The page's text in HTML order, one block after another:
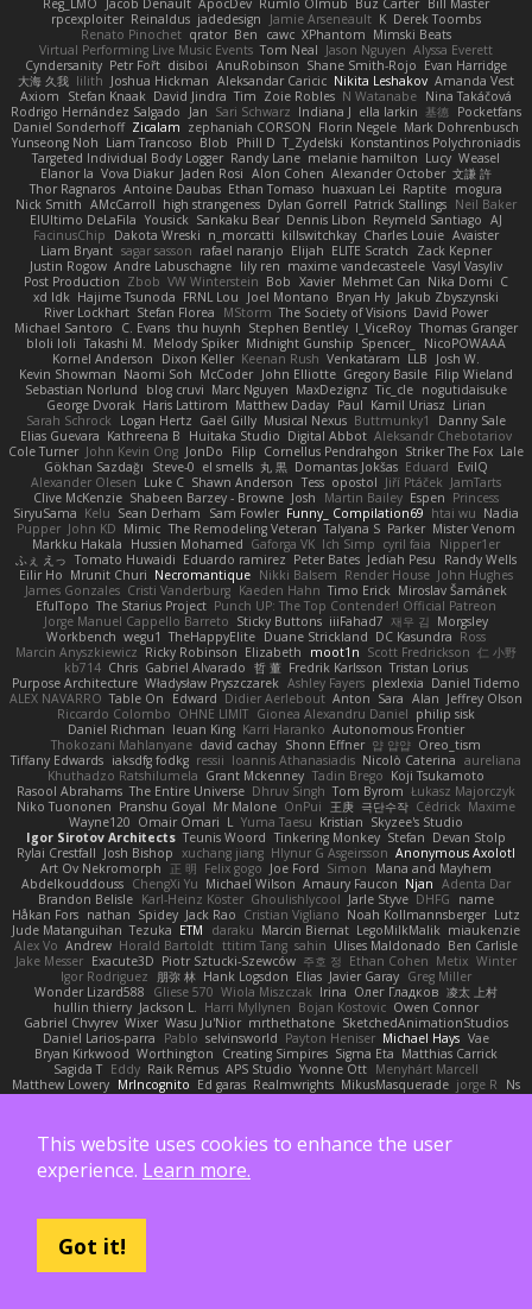
rpcexploiter Reinaldus jadedesign Jamie Arseneault K Derek Toombs
Renato Pinochet qrator Ben cawc XPhantom Mimski Beats
Virtual Performing Live Music Events Tom Neal Jason Nguyen Alyssa Everett
Cyndersanity Petr Fořt disiboi AnuRobinson Shane Smith-Rojo Evan Harridge
大海 久我 lilith Joshua Hickman Aleksandar Caricic Nikita Leshakov Amanda Vest
Axiom
Stefan Knaak David Jindra Tim Zoie Robles N Watanabe Nina Takáčová
Rodrigo Hernández Salgado
Jan Sari Schwarz Indiana J ella larkin 基德
Pocketfans
Daniel Sonderhoff Zicalam zephaniah CORSON Florin Negele Mark Dohrenbusch
Yunseong Noh Liam Trancoso Blob Phill D T_Zydelski Konstantinos Polychroniadis
Targeted Individual Body Logger Randy Lane melanie hamilton Lucy Weasel
Elanor la Vova Diakur Jaden Rosi Alon Cohen Alexander October 文謙 許
Thor Ragnaros Antoine Daubas Ethan Tomaso huaxuan Lei Raptite mogura
Nick Smith AMcCarroll high strangeness Dylan Gorrell Patrick Stallings Neil Baker
ElUltimo DeLaFila Yousick Sankaku Bear Dennis Libon Reymeld Santiago AJ
FacinusChip
Dakota Wreski n_morcatti killswitchkay Charles Louie Avaister
Liam Bryant sagar sasson rafael naranjo Elijah ELITE Scratch
Zack Kepner
Justin Rogow Andre Labuschagne lily ren maxime vandecasteele Vasyl Vasyliv
Post Production Zbob VW Winterstein Bob Xavier Mehmet Can Nika Domi C
xd Idk Hajime Tsunoda FRNL Lou Joel Montano Bryan Hy Jakub Zbyszynski
River Lockhart Stefan Florea MStorm The Society of Visions David Power
Michael Santoro
C. Evans thu huynh Stephen Bentley I_ViceRoy Thomas Granger
bloli loli Takashi M. Melody Spiker Midnight Gunship Spencer_
NicoPOWAAA
Kornel Anderson
Dixon Keller Keenan Rush Venkataram LLB
Josh W.
Kevin Showman Naomi Soh McCoder John Elliotte Gregory Basile Filip Wieland
Sebastian Norlund
blog cruvi Marc Nguyen MaxDezignz Tic_cle nogutidaisuke
George Dvorak Haris Lattirom Matthew Daday Paul Kamil Uriasz Lirian
Sarah Schrock
Logan Hertz Gaël Gilly Musical Nexus Buttmunky1
Danny Sale
Elias Guevara Kathreena B Huitaka Studio Digital Abbot Aleksandr Chebotariov
Cole Turner John Kevin Ong JonDo Filip Cornellus Pendrahgon Striker The Fox Lale
Gökhan Sazdağı
Steve-0 el smells 丸 黒 Domantas Jokšas Eduard
EvilQ
Alexander Olesen Luke C Shawn Anderson Tess opostol Jiří Ptáček JamTarts
Clive McKenzie Shabeen Barzey - Browne Josh Martin Bailey Espen Princess
SiryuSama Kelu Sean Derham Sam Fowler Funny_ Compilation69 htai wu Nadia
Pupper John KD Mimic The Remodeling Veteran Talyana S Parker Mister Venom
Markku Hakala
Hussien Mohamed Gaforga VK Ich Simp cyril faia
Nipper1er
ふぇ えっ Tomato Huwaidi Eduardo ramirez Peter Bates Jediah Pesu
Randy Wells
Eilir Ho Mrunit Churi Necromantique Nikki Balsem Render House John Hughes
James Gonzales Cristi Vanderburg Kaeden Hahn Timo Erick Miroslav Šamánek
EfulTopo The Starius Project Punch UP: The Top Contender! Official Patreon
Jorge Manuel Cappello Barreto Sticky Buttons iiiFahad7 재우 김 Morgsley
Workbench wegu1 TheHappyElite Duane Strickland DC Kasundra Ross
Marcin Anyszkiewicz Ricky Robinson Elizabeth moot1n Scott Fredrickson 仁 小野
kb714 Chris Gabriel Alvarado 哲 董 Fredrik Karlsson Tristan Lorius
Purpose Architecture Władysław Pryszczarek Ashley Fayers plexlexia Daniel Tidemo
ALEX NAVARRO Table On Edward Didier Aerlebout Anton Sara Alan Jeffrey Olson
Riccardo Colombo OHNE LIMIT Gionea Alexandru Daniel philip sisk
Daniel Richman Ieuan King Karri Haranko Autonomous Frontier
Thokozani Mahlanyane david cachay Shonn Effner 얍 얍얍 Oreo_tism
Tiffany Edwards iaksdfg fodkg ressii Ioannis Athanasiadis Nicolò Caterina aureliana
Khuthadzo Ratshilumela Grant Mckenney Tadin Brego Koji Tsukamoto
Rasool Abrahams The Entire Universe Dhruv Singh Tom Byrom Łukasz Majorczyk
Niko Tuononen Pranshu Goyal Mr Malone OnPui 王庚 극단수작 Cédrick Maxime
Wayne120 Omair Omari L Yuma Taesu Kristian Skyzee's Studio
Igor Sirotov Architects Teunis Woord Tinkering Monkey Stefan Devan Stolp
Rylai Crestfall Josh Bishop xuchang jiang Hlynur G Asgeirsson Anonymous Axolotl
Art Ov Nekromorph
正 明 Felix gogo Joe Ford Simon
Mana and Mayhem
Abdelkouddouss ChengXi Yu Michael Wilson Amaury Faucon Njan Adenta Dar
Brandon Belisle Karl-Heinz Köster Ghoulishlycool Jarle Styve DHFG
name
Håkan Fors nathan Spidey Jack Rao Cristian Vigliano Noah Kollmannsberger Lutz
Jude Matanguihan Tezuka ETM daraku Marcin Biernat LegoMilkMalik miaukenzie
Alex Vo Andrew Horald Bartoldt ttitim Tang sahin Ulises Maldonado Ben Carlisle
Jake Messer Exacute3D Piotr Sztucki-Szewców 주호 정 Ethan Cohen Metix Winter
Igor Rodriguez
朋弥 林 Hank Logsdon Elias Javier Garay Greg Miller
Wonder Lizard588
Gliese 570 Wiola Miszczak Irina Олег Гладков 凌太 上村
hullin thierry Jackson L. Harri Myllynen Bojan Kostovic Owen Connor
Gabriel Chvyrev Wixer Wasu Ju'Nior mrthethatone SketchedAnimationStudios
Daniel Larios-parra
Pablo selvinsworld Payton Heniser Michael Hays Vae
Bryan Kirkwood Worthington Creating Simpires Sigma Eta Matthias Carrick
Sagida T Eddy Raik Remus APS Studio Yvonne Ott Menyhárt Marcell
Matthew Lowery MrIncognito Ed garas Realmwrights MikusMasquerade jorge R
Ns
Khaidu ryan jordan Gabriel Malmgren Dan Bojorquez Angulo Williem McWhorter
luke harrison C Ray Delapaz Dmytro Noah Couallier Character34 indiiglo
Javlonbek rajabbayev
Jonathan Harris Andrea Lorenzo Mereghetti
Alpha3 Spotty Spotty YQ
Alquiler PS5
Era Rerza
michael sierra
Cli4D vamsidhar reddy
This website uses cookies to enhance the user
experience. Learn more.
Got it!